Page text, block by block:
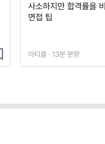
사소하지만 합격률을
면접 팁
아티클 · 13분 분량